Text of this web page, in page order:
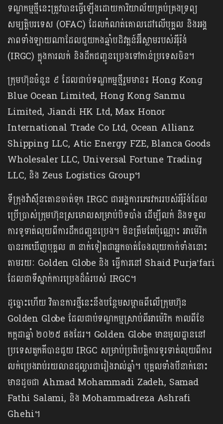
ទណ្ឌកម្មថ្មីនេះត្រូវបានធ្វើឡើងដោយការិយាល័យគ្រប់គ្រងទ្រព្យ
សម្បត្តិបរទេស (OFAC) ដែលកំណត់គោលដៅលើបុគ្គល និងអង្គ
ភាពទាំងឡាយណាដែលជួយកងឆ្មាំបដិវត្តន៍អ៊ីស្លាមរបស់អុីរ៉ង់
(IRGC) ក្នុងការលក់ និងដឹកជញ្ជូនប្រេងទៅកាន់ប្រទេសចិន។
ក្រុមហ៊ុនចំនួន ៩ ដែលជាប់ទណ្ឌកម្មថ្មីរួមមាន៖ Hong Kong
Blue Ocean Limited, Hong Kong Sanmu
Limited, Jiandi HK Ltd, Max Honor
International Trade Co Ltd, Ocean Allianz
Shipping LLC, Atic Energy FZE, Blanca Goods
Wholesaler LLC, Universal Fortune Trading
LLC, និង Zeus Logistics Group។
ទីក្រុងវ៉ាស៊ីនតោនចាត់ទុក IRGC ជាអង្គការភេរវកររបស់អុីរ៉ង់ដែល
ប្រើប្រាស់ក្រុមហ៊ុនស្រមោលសម្រាប់បិទបាំង ដើម្បីលក់ និងទទួល
ការទូទាត់លុយពីការដឹកជញ្ជូនប្រេង។ មិនត្រឹមតែប៉ុណ្ណោះ អាម៉េរិក
បានរកឃើញបុគ្គល ៣ នាក់ទៀតជាអ្នកចាត់ចែងលុយកាក់ទាំងនោះ
តាមរយៈ Golden Globe និង ធ្វើការនៅ Shaid Purja’fari
ដែលជាទីស្នាក់ការប្រេងដ៏ធំរបស់ IRGC។
ដូច្នោះហើយ វិធានការថ្មីនេះនឹងបន្ថែមសម្ពាធពីលើក្រុមហ៊ុន
Golden Globe ដែលជាប់ទណ្ឌកម្មស្រាប់ពីអាម៉េរិក កាលពីខែ
កក្កដាឆ្នាំ ២០២៥ ផងដែរ។ Golden Globe មានមូលដ្ឋាននៅ
ប្រទេសតួកគីបានជួយ IRGC សម្រាប់ប្រតិបត្តិការទូរទាត់លុយពីការ
លក់ប្រេងរាប់រយលានដុល្លារជារៀងរាល់ឆ្នាំ។ បុគ្គលទាំងបីនាក់នោះ
មានដូចជា Ahmad Mohammadi Zadeh, Samad
Fathi Salami, និង Mohammadreza Ashrafi
Ghehi។